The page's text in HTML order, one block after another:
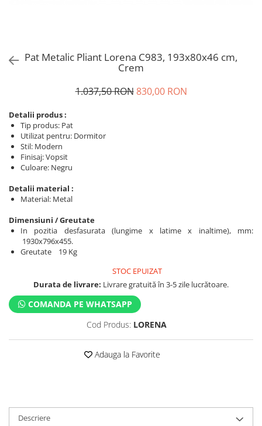
Pat Metalic Pliant Lorena C983, 193x80x46 cm,
Crem
1.037,50 RON 830,00 RON
Detalii produs :
Tip produs: Pat
Utilizat pentru: Dormitor
Stil: Modern
Finisaj: Vopsit
Culoare: Negru
Detalii material :
Material: Metal
Dimensiuni / Greutate
In pozitia desfasurata (lungime x latime x inaltime), mm:
1930x796x455.
Greutate 19 Kg
STOC EPUIZAT
Durata de livrare: Livrare gratuită în 3-5 zile lucrătoare.
COMANDA PE WHATSAPP
Cod Produs: LORENA
Adauga la Favorite
Descriere